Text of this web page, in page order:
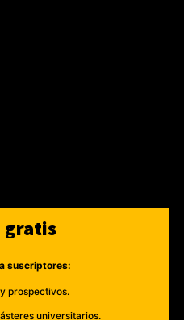
gratis
suscriptores:
prospectivos.
universitarios.